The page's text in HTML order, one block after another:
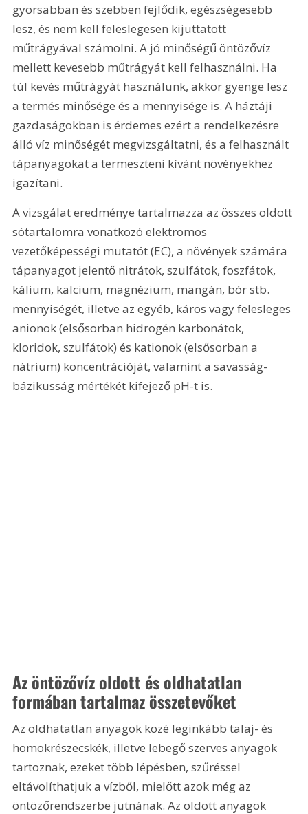
gyorsabban és szebben fejlődik, egészségesebb
lesz, és nem kell feleslegesen kijuttatott
műtrágyával számolni. A jó minőségű öntözővíz
mellett kevesebb műtrágyát kell felhasználni. Ha
túl kevés műtrágyát használunk, akkor gyenge lesz
a termés minősége és a mennyisége is. A háztáji
gazdaságokban is érdemes ezért a rendelkezésre
álló víz minőségét megvizsgáltatni, és a felhasznált
tápanyagokat a termeszteni kívánt növényekhez
igazítani.
A vizsgálat eredménye tartalmazza az összes oldott
sótartalomra vonatkozó elektromos
vezetőképességi mutatót (EC), a növények számára
tápanyagot jelentő nitrátok, szulfátok, foszfátok,
kálium, kalcium, magnézium, mangán, bór stb.
mennyiségét, illetve az egyéb, káros vagy felesleges
anionok (elsősorban hidrogén karbonátok,
kloridok, szulfátok) és kationok (elsősorban a
nátrium) koncentrációját, valamint a savasság-
bázikusság mértékét kifejező pH-t is.
Az öntözővíz oldott és oldhatatlan
formában tartalmaz összetevőket
Az oldhatatlan anyagok közé leginkább talaj- és
homokrészecskék, illetve lebegő szerves anyagok
tartoznak, ezeket több lépésben, szűréssel
eltávolíthatjuk a vízből, mielőtt azok még az
öntözőrendszerbe jutnának. Az oldott anyagok